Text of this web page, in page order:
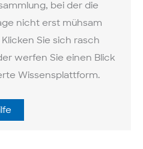
bei der die
nicht erst mühsam
Sie sich rasch
werfen Sie einen Blick
Wissens­plattform.